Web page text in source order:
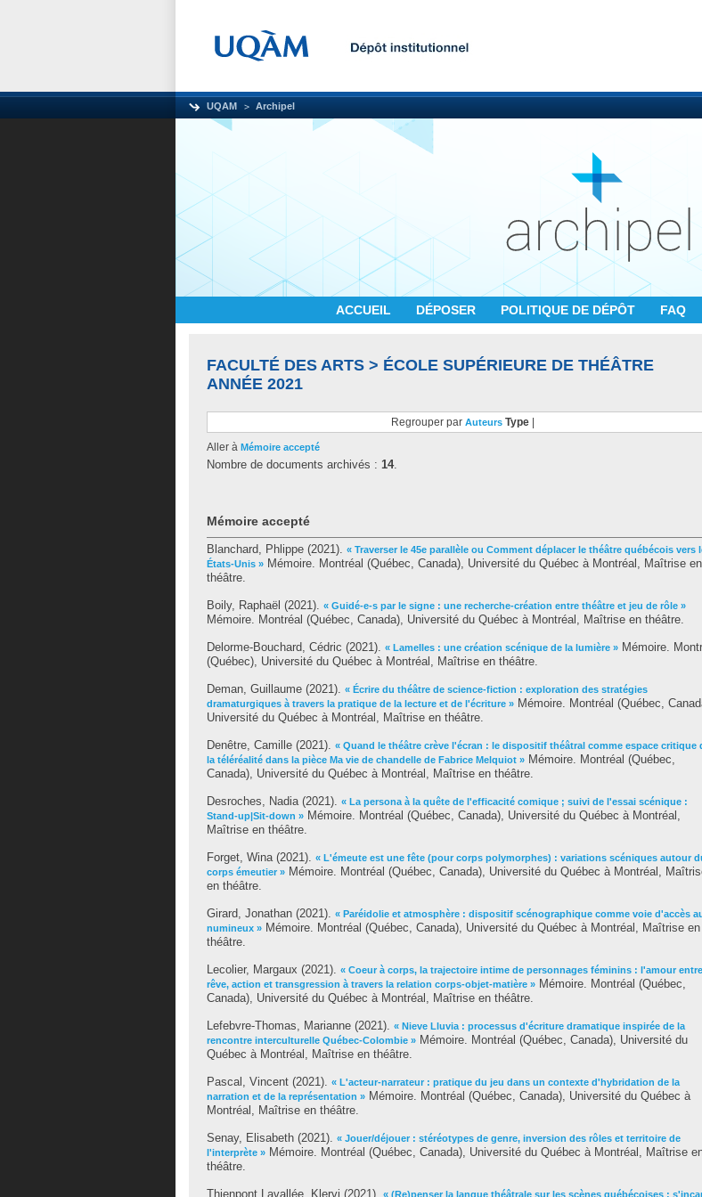
UQAM Archipel
ACCUEIL DÉPOSER POLITIQUE DE DÉPÔT FAQ
FACULTÉ DES ARTS > ÉCOLE SUPÉRIEURE DE THÉÂTRE
ANNÉE 2021
Regrouper par Auteurs Type
Aller à Mémoire accepté
Nombre de documents archivés : 14.
Mémoire accepté
Blanchard, Phlippe (2021). « Traverser le 45e parallèle ou Comment déplacer le théâtre québécois vers
États-Unis » Mémoire. Montréal (Québec, Canada), Université du Québec à Montréal, Maîtrise en
théâtre.
Boily, Raphaël (2021). « Guidé-e-s par le signe : une recherche-création entre théâtre et jeu de rôle »
Mémoire. Montréal (Québec, Canada), Université du Québec à Montréal, Maîtrise en théâtre.
Delorme-Bouchard, Cédric (2021). « Lamelles : une création scénique de la lumière » Mémoire.
(Québec), Université du Québec à Montréal, Maîtrise en théâtre.
Deman, Guillaume (2021). « Écrire du théâtre de science-fiction : exploration des stratégies
dramaturgiques à travers la pratique de la lecture et de l'écriture » Mémoire. Montréal (Québec,
Université du Québec à Montréal, Maîtrise en théâtre.
Denêtre, Camille (2021). « Quand le théâtre crève l'écran : le dispositif théâtral comme espace critique
la téléréalité dans la pièce Ma vie de chandelle de Fabrice Melquiot » Mémoire. Montréal (Québec,
Canada), Université du Québec à Montréal, Maîtrise en théâtre.
Desroches, Nadia(2021). « La persona à la quête de l'efficacité comique ; suivi de l'essai scénique :
Stand-up|Sit-down » Mémoire. Montréal (Québec, Canada), Université du Québec à Montréal,
Maîtrise en théâtre.
Forget, Wina(2021). « L'émeute est une fête (pour corps polymorphes) : variations scéniques autour
corps émeutier » Mémoire. Montréal (Québec, Canada), Université du Québec à Montréal,
en théâtre.
Girard, Jonathan (2021). « Paréidolie et atmosphère : dispositif scénographique comme voie d'accès
numineux » Mémoire. Montréal (Québec, Canada), Université du Québec à Montréal, Maîtrise en
théâtre.
Lecolier, Margaux (2021). « Coeur à corps, la trajectoire intime de personnages féminins : l'amour entre
rêve, action et transgression à travers la relation corps-objet-matière » Mémoire. Montréal (Québec,
Canada), Université du Québec à Montréal, Maîtrise en théâtre.
Lefebvre-Thomas, Marianne (2021). « Nieve Lluvia : processus d'écriture dramatique inspirée de la
rencontre interculturelle Québec-Colombie » Mémoire. Montréal (Québec, Canada), Université du
Québec à Montréal, Maîtrise en théâtre.
Pascal, Vincent (2021). « L'acteur-narrateur : pratique du jeu dans un contexte d'hybridation de la
narration et de la représentation » Mémoire. Montréal (Québec, Canada), Université du Québec à
Montréal, Maîtrise en théâtre.
Senay, Elisabeth (2021). « Jouer/déjouer : stéréotypes de genre, inversion des rôles et territoire de
l'interprète » Mémoire. Montréal (Québec, Canada), Université du Québec à Montréal, Maîtrise
théâtre.
Thienpont Lavallée, Klervi (2021). « (Re)penser la langue théâtrale sur les scènes québécoises :